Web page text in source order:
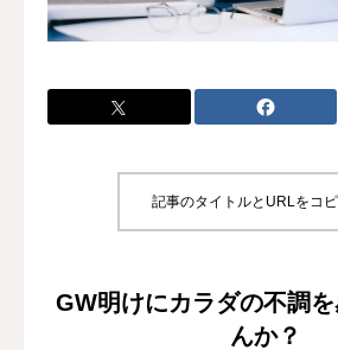
記事のタイトルとURLをコ
GW明けにカラダの不調
んか？
書籍出版